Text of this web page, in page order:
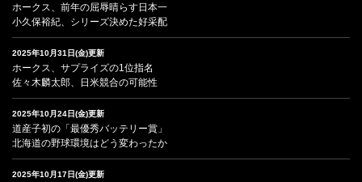
ホークス、前年の屈辱晴らす日本一
小久保裕紀、シリーズ決めた好采配
2025年10月31日(金)更新
ホークス、サプライズの1位指名
佐々木麟太郎、日米競合の可能性
2025年10月24日(金)更新
道産子初の「最優秀バッテリー賞」
北海道の野球環境はどう変わったか
2025年10月17日(金)更新